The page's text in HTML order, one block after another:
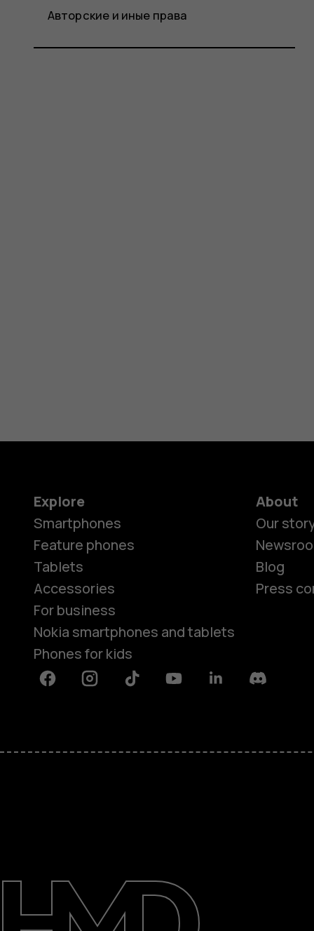
Support
International
Авторские и иные права
Explore
Smartphones
Feature phones
Tablets
Accessories
For business
Nokia smartphones and tablets
Phones for kids
About
Our
Blog
Press
FacebookInstagramTiktok YoutubeLinkedinDiscord